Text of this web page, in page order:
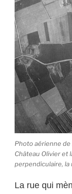
Photo aérienne de
Château Olivier et
perpendiculaire, la
La rue qui